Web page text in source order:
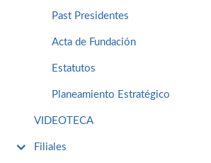
Past Presidentes
Acta de Fundación
Estatutos
Planeamiento Estratégico
VIDEOTECA
Filiales